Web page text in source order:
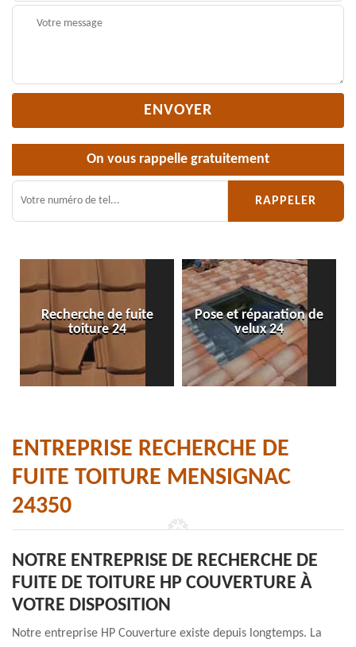
On vous rappelle gratuitement
Recherche de fuite
toiture 24
Pose et réparation de
velux 24
ENTREPRISE RECHERCHE DE
FUITE TOITURE MENSIGNAC
24350
NOTRE ENTREPRISE DE RECHERCHE DE
FUITE DE TOITURE HP COUVERTURE À
VOTRE DISPOSITION
Notre entreprise HP Couverture existe depuis longtemps. La